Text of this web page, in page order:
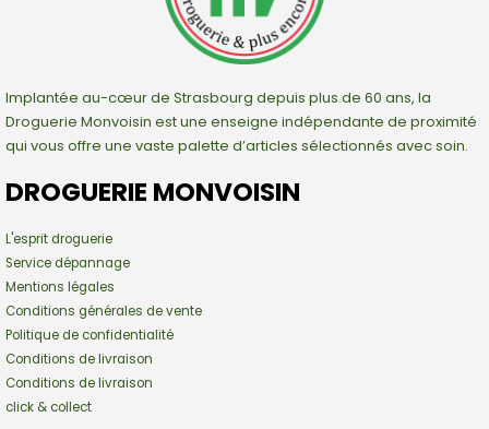
Implantée au-cœur de Strasbourg depuis plus de 60 ans, la
Droguerie Monvoisin est une enseigne indépendante de proximité
qui vous offre une vaste palette d’articles sélectionnés avec soin.
DROGUERIE MONVOISIN
L'esprit droguerie
Service dépannage
Mentions légales
Conditions générales de vente
Politique de confidentialité
Conditions de livraison
Conditions de livraison
click & collect